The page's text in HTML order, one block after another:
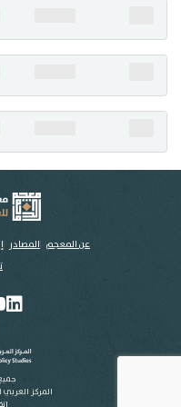
عن المعجم المصادر
المركز